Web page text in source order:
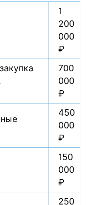
1
200
000
₽
700
000
₽
450
000
₽
150
000
₽
250